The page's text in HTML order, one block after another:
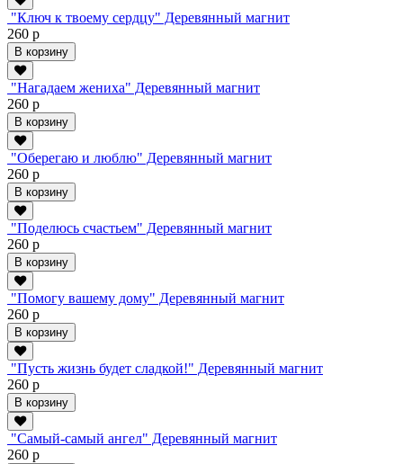
"Ключ к твоему сердцу" Деревянный магнит
260 р
В корзину
"Нагадаем жениха" Деревянный магнит
260 р
В корзину
"Оберегаю и люблю" Деревянный магнит
260 р
В корзину
"Поделюсь счастьем" Деревянный магнит
260 р
В корзину
"Помогу вашему дому" Деревянный магнит
260 р
В корзину
"Пусть жизнь будет сладкой!" Деревянный магнит
260 р
В корзину
"Самый-самый ангел" Деревянный магнит
260 р